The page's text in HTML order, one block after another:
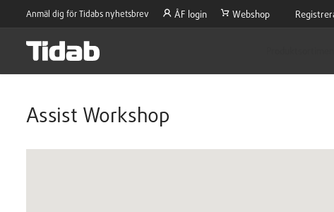
Anmäl dig för Tidabs nyhetsbrev ÅF login Webshop
Assist Workshop